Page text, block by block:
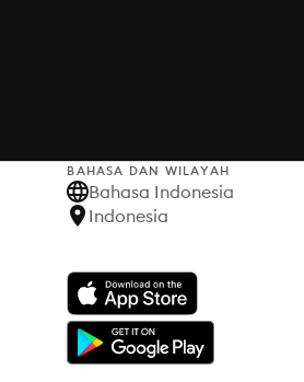
BAHASA DAN WILAYAH
Bahasa Indonesia
Indonesia